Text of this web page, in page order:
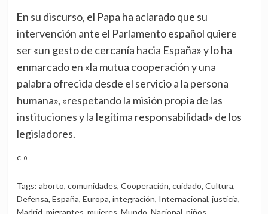
En su discurso, el Papa ha aclarado que su
intervención ante el Parlamento español quiere
ser «un gesto de cercanía hacia España» y lo ha
enmarcado en «la mutua cooperación y una
palabra ofrecida desde el servicio a la persona
humana», «respetando la misión propia de las
instituciones y la legítima responsabilidad» de los
legisladores.
CL0
Tags: aborto, comunidades, Cooperación, cuidado, Cultura,
Defensa, España, Europa, integración, Internacional, justicia,
Madrid, migrantes, mujeres, Mundo, Nacional, niños,